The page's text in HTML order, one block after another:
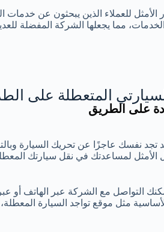
للعملاء الذين يبحثون عن
مما يجعلها الشركة المفضلة
المتعطلة على
على الطريق
تجد نفسك عاجزًا عن تحريك السيارة
لمساعدتك في نقل سيارتك
التواصل مع الشركة عبر الهاتف
مثل موقع تواجد السيارة